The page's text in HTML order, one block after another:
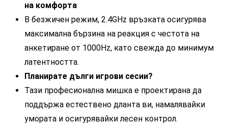
на комфорта
В безжичен режим, 2.4GHz връзката осигурява
максимална бързина на реакция с честота на
анкетиране от 1000Hz, като свежда до минимум
латентността.
Планирате дълги игрови сесии?
Тази професионална мишка е проектирана да
поддържа естествено дланта ви, намалявайки
умората и осигурявайки лесен контрол.